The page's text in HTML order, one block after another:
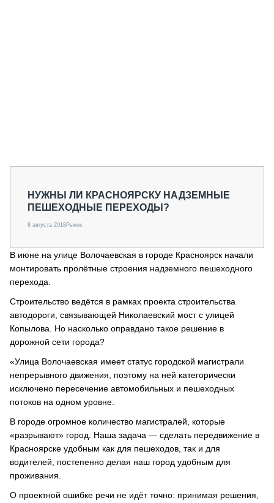
НУЖНЫ ЛИ КРАСНОЯРСКУ НАДЗЕМНЫЕ
ПЕШЕХОДНЫЕ ПЕРЕХОДЫ?
8 августа 2018Рынок
В июне на улице Волочаевская в городе Красноярск начали
монтировать пролётные строения надземного пешеходного
перехода.
Строительство ведётся в рамках проекта строительства
автодороги, связывающей Николаевский мост с улицей
Копылова. Но насколько оправдано такое решение в
дорожной сети города?
«Улица Волочаевская имеет статус городской магистрали
непрерывного движения, поэтому на ней категорически
исключено пересечение автомобильных и пешеходных
потоков на одном уровне.
В городе огромное количество магистралей, которые
«разрывают» город. Наша задача — сделать передвижение в
Красноярске удобным как для пешеходов, так и для
водителей, постепенно делая наш город удобным для
проживания.
О проектной ошибке речи не идёт точно: принимая решения,